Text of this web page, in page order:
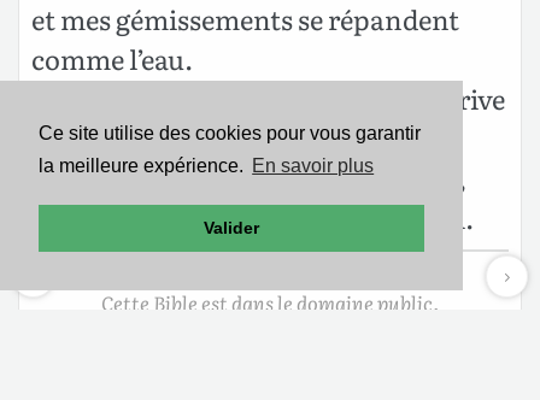
Ce site utilise des cookies pour vous garantir
la meilleure expérience. En savoir plus
Valider
et mes gémissements se répandent
comme l’eau.
Ce que je crains, c’est ce qui m’arrive
; ce que je redoute fond sur moi.
26Plus de tranquillité, plus de paix,
plus de repos, et le trouble m’a saisi.
Cette Bible est dans le domaine public.